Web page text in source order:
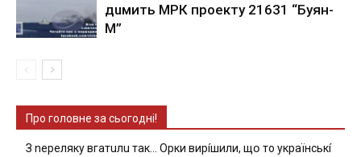
дuмить МРК пpoeкту 21631 “Буян-
М”
Про головне за сьогодні!
З nepeлякy вгaтuлu тaк… Opки виpíшили, щօ тo yкpaїнcькí